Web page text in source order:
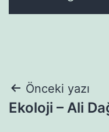
Yazı
gezinmesi
Önceki yazı
Ekoloji – Ali